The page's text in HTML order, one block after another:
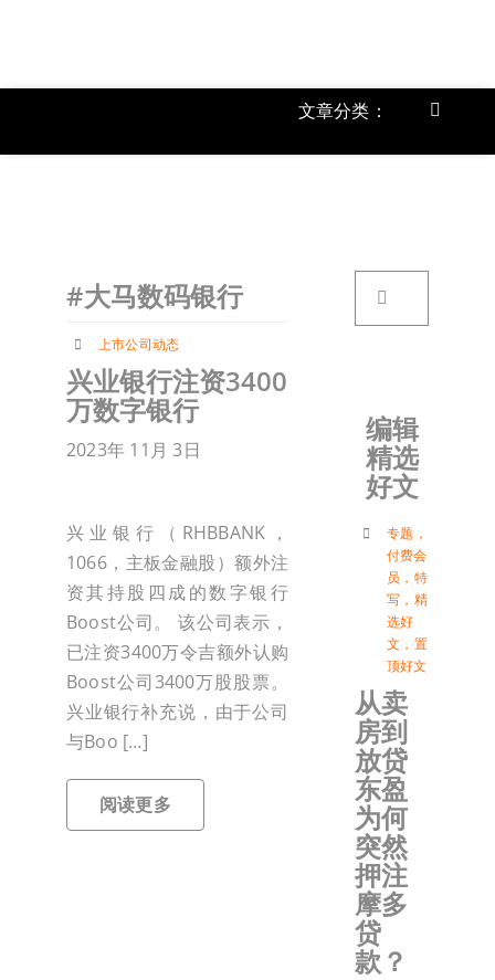
文章分类：
Toggle
#大马数码银行
上市公司动态
兴业银行注资3400
万数字银行
2023年 11月 3日
兴业银行（RHBBANK，
1066，主板金融股）额外注
资其持股四成的数字银行
Boost公司。 该公司表示，
已注资3400万令吉额外认购
Boost公司3400万股股票。
兴业银行补充说，由于公司
与Boo […]
阅读更多
编辑
精选
好文
专题 ，
付费会
员 ， 特
写 ， 精
选好
文 ， 置
顶好文
从卖
房到
放贷
东盈
为何
突然
押注
摩多
贷
款？